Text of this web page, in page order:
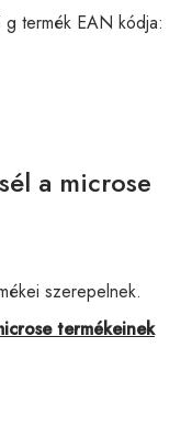
termék EAN kódja:
a microse
szerepelnek.
termékeinek